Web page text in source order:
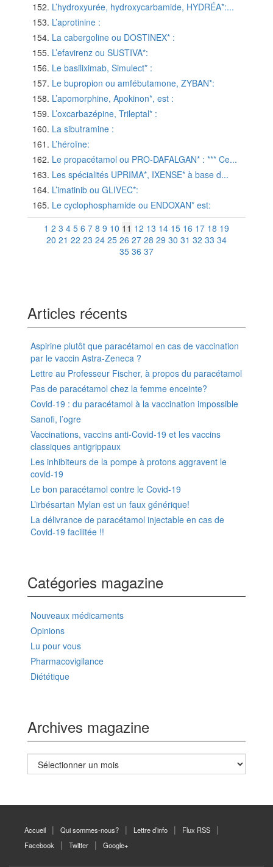
L’hydroxyurée, hydroxycarbamide, HYDRÉA*:...
L’aprotinine :
La cabergoline ou DOSTINEX* :
L’efavirenz ou SUSTIVA*:
Le basiliximab, Simulect* :
Le bupropion ou amfébutamone, ZYBAN*:
L’apomorphine, Apokinon*, est :
L’oxcarbazépine, Trileptal* :
La sibutramine :
L’héroïne:
Le propacétamol ou PRO-DAFALGAN* : *** Ce...
Les spécialités UPRIMA*, IXENSE* à base d...
L’imatinib ou GLIVEC*:
Le cyclophosphamide ou ENDOXAN* est:
1 2 3 4 5 6 7 8 9 10 11 12 13 14 15 16 17 18 19
20 21 22 23 24 25 26 27 28 29 30 31 32 33 34
35 36 37
Articles récents
Aspirine plutôt que paracétamol en cas de vaccination
par le vaccin Astra-Zeneca ?
Lettre au Professeur Fischer, à propos du paracétamol
Pas de paracétamol chez la femme enceinte?
Covid-19 : du paracétamol à la vaccination impossible
Sanofi, l’ogre
Vaccinations, vaccins anti-Covid-19 et les vaccins
classiques antigrippaux
Les inhibiteurs de la pompe à protons aggravent le
covid-19
Le bon paracétamol contre le Covid-19
L’irbésartan Mylan est un faux générique!
La délivrance de paracétamol injectable en cas de
Covid-19 facilitée !!
Catégories magazine
Nouveaux médicaments
Opinions
Lu pour vous
Pharmacovigilance
Diététique
Archives magazine
Archives
magazine
Accueil Qui sommes-nous? Lettre d’info
Flux RSS
Facebook
Twitter Google+